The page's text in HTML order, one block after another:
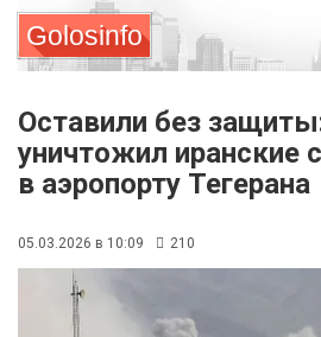
Golosinfo
Оставили без
уничтожил
в аэропорту Тегерана
05.03.2026 в 10:09 210